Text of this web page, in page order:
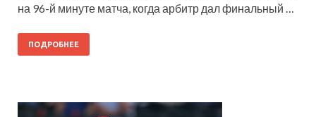
на 96-й минуте матча, когда арбитр дал финальный …
ПОДРОБНЕЕ